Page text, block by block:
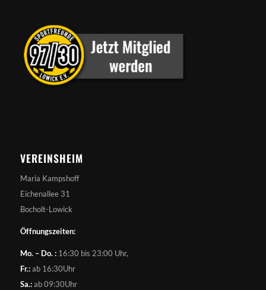
VEREINSHEIM
Maria Kampshoff
Eichenallee 31
Bocholt-Lowick
Öffnungszeiten:
Mo. – Do. :16:30 bis 23:00 Uhr,
Fr.:ab 16:30Uhr
Sa.:ab 09:30Uhr